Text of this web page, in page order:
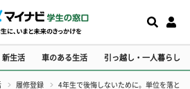
新生活 車のある生活 引っ越し・一人暮らし
履修登録 4年生で後悔しないために。単位を落とさ